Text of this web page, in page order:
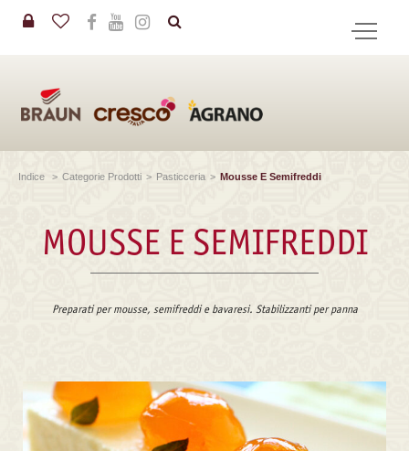
Indice > Categorie Prodotti > Pasticceria > Mousse E Semifreddi
MOUSSE E SEMIFREDDI
Preparati per mousse, semifreddi e bavaresi. Stabilizzanti per panna